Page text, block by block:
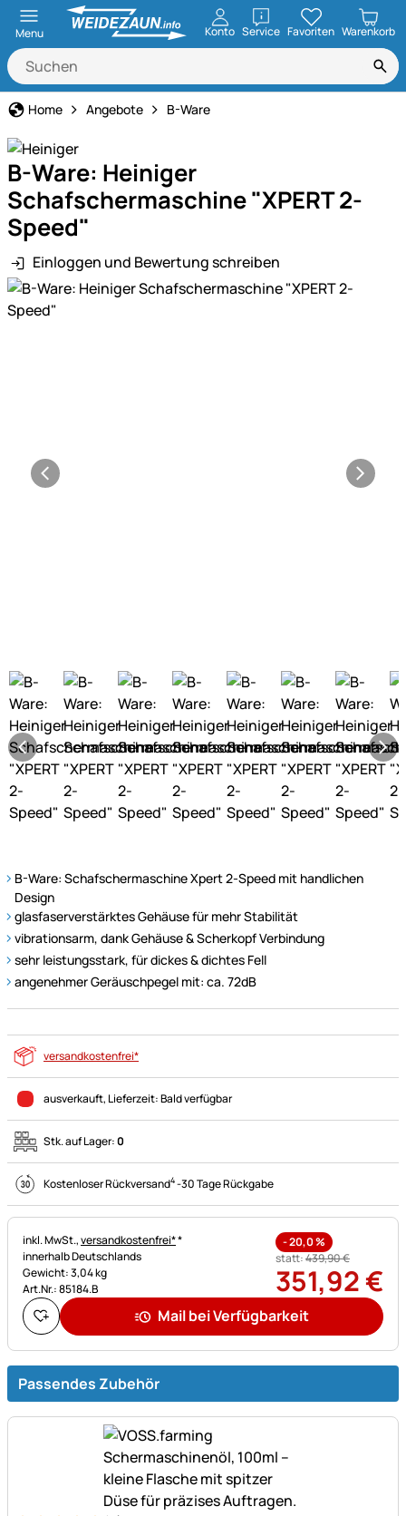
Menu Konto ServiceöffnenFavoriten Warenkorb
Home Angebote B-Ware
B-Ware: Heiniger
Schafschermaschine "XPERT 2-
Speed"
Einloggen und Bewertung schreiben
Produktgalerie
B-Ware: Schafschermaschine Xpert 2-Speed mit handlichen
Design
glasfaserverstärktes Gehäuse für mehr Stabilität
vibrationsarm, dank Gehäuse & Scherkopf Verbindung
sehr leistungsstark, für dickes & dichtes Fell
angenehmer Geräuschpegel mit: ca. 72dB
versandkostenfrei*
ausverkauft, Lieferzeit:Bald verfügbar
Stk. auf Lager:0
Kostenloser Rückversand4-30 Tage Rückgabe
Steuerhinweis:
inkl. MwSt.,versandkostenfrei**
innerhalb Deutschlands
Gewicht: 3,04 kg
Art.Nr.: 85184.B
-20,0%
statt:439,90€
351,92€
Mail bei Verfügbarkeit
Passendes Zubehör